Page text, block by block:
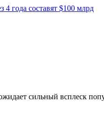
года составят $100 млрд
сильный всплеск